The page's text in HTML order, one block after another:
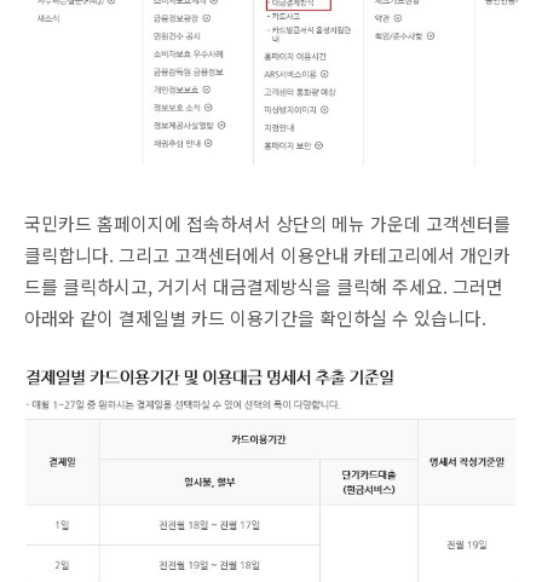
국민카드 홈페이지에 접속하셔서 상단의 메뉴 가운데 고객센터를
클릭합니다. 그리고 고객센터에서 이용안내 카테고리에서 개인카
드를 클릭하시고, 거기서 대금결제방식을 클릭해 주세요. 그러면
아래와 같이 결제일별 카드 이용기간을 확인하실 수 있습니다.